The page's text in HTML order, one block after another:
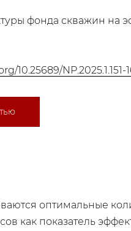
фонда скважин на
10.25689/NP.2025.1.151-
оптимальные
как показатель